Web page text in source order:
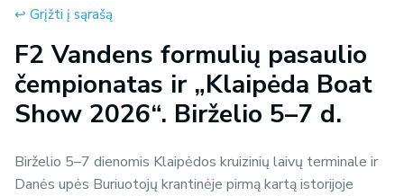
↩︎ Grįžti į sąrašą
F2 Vandens formulių pasaulio
čempionatas ir „Klaipėda Boat
Show 2026“. Birželio 5–7 d.
Birželio 5–7 dienomis Klaipėdos kruizinių laivų terminale ir
Danės upės Buriuotojų krantinėje pirmą kartą istorijoje